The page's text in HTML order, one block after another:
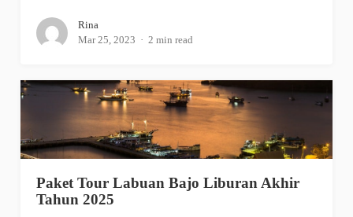
Rina
Mar 25, 2023
2 min read
Paket Tour Labuan Bajo Liburan Akhir
Tahun 2025